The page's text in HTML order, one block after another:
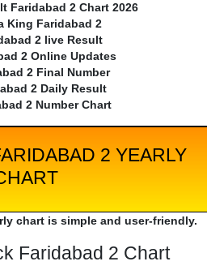
Faridabad 2 Chart 2026
King Faridabad 2
2 live Result
2 Online Updates
2 Final Number
2 Daily Result
2 Number Chart
2 YEARLY
chart is simple and user-friendly.
Faridabad 2 Chart